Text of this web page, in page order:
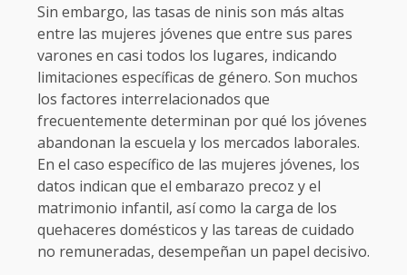
Sin embargo, las tasas de ninis son más altas
entre las mujeres jóvenes que entre sus pares
varones en casi todos los lugares, indicando
limitaciones específicas de género. Son muchos
los factores interrelacionados que
frecuentemente determinan por qué los jóvenes
abandonan la escuela y los mercados laborales.
En el caso específico de las mujeres jóvenes, los
datos indican que el embarazo precoz y el
matrimonio infantil, así como la carga de los
quehaceres domésticos y las tareas de cuidado
no remuneradas, desempeñan un papel decisivo.